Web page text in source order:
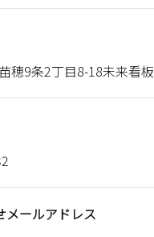
穂9条2丁目8-18未来看板
メールアドレス